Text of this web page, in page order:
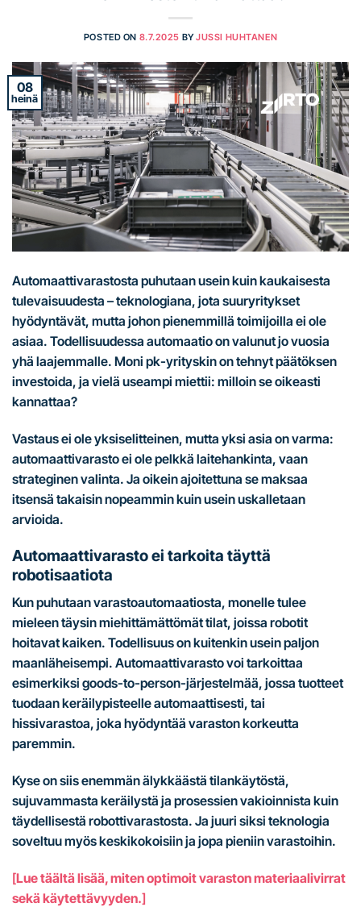
POSTED ON 8.7.2025 BYJUSSI HUHTANEN
08
heinä
Automaattivarastosta puhutaan usein kuin kaukaisesta
tulevaisuudesta – teknologiana, jota suuryritykset
hyödyntävät, mutta johon pienemmillä toimijoilla ei ole
asiaa. Todellisuudessa automaatio on valunut jo vuosia
yhä laajemmalle. Moni pk-yrityskin on tehnyt päätöksen
investoida, ja vielä useampi miettii: milloin se oikeasti
kannattaa?
Vastaus ei ole yksiselitteinen, mutta yksi asia on varma:
automaattivarasto ei ole pelkkä laitehankinta, vaan
strateginen valinta. Ja oikein ajoitettuna se maksaa
itsensä takaisin nopeammin kuin usein uskalletaan
arvioida.
Automaattivarasto ei tarkoita täyttä
robotisaatiota
Kun puhutaan varastoautomaatiosta, monelle tulee
mieleen täysin miehittämättömät tilat, joissa robotit
hoitavat kaiken. Todellisuus on kuitenkin usein paljon
maanläheisempi. Automaattivarasto voi tarkoittaa
esimerkiksi goods-to-person-järjestelmää, jossa tuotteet
tuodaan keräilypisteelle automaattisesti, tai
hissivarastoa, joka hyödyntää varaston korkeutta
paremmin.
Kyse on siis enemmän älykkäästä tilankäytöstä,
sujuvammasta keräilystä ja prosessien vakioinnista kuin
täydellisestä robottivarastosta. Ja juuri siksi teknologia
soveltuu myös keskikokoisiin ja jopa pieniin varastoihin.
[Lue täältä lisää, miten optimoit varaston materiaalivirrat
sekä käytettävyyden.]